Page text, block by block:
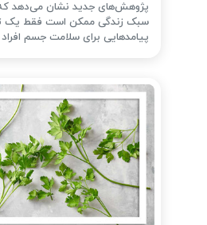
پژوهش‌های جدید نشان می‌دهد که
سبک زندگی ممکن است فقط یک
پیامدهایی برای سلامت جسم